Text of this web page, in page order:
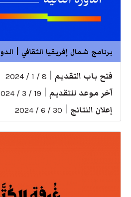
برنامج شمال إفريقيا الثقافي |
فتح باب التقديم 8 / 1 / 2024
آخر موعد للتقديم 19 / 3 / 2024
إعلان النتائج 30 / 6 / 2024